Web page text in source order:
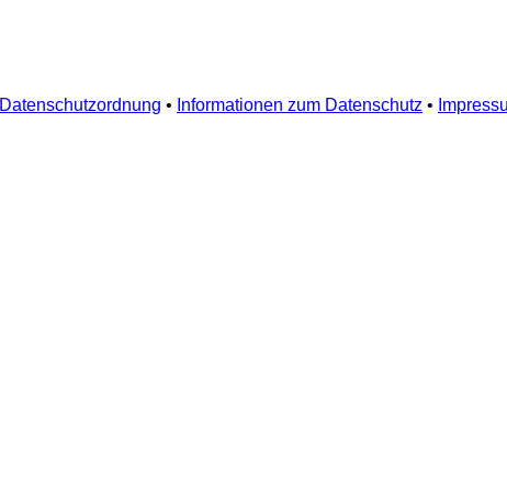
Datenschutzordnung • Informationen zum Datenschutz •